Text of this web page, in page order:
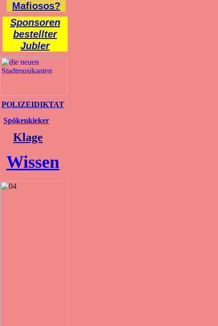
Mafiosos?
Sponsoren
bestellter
Jubler
POLIZEIDIKTAT
Spökenkieker
Klage
Wissen